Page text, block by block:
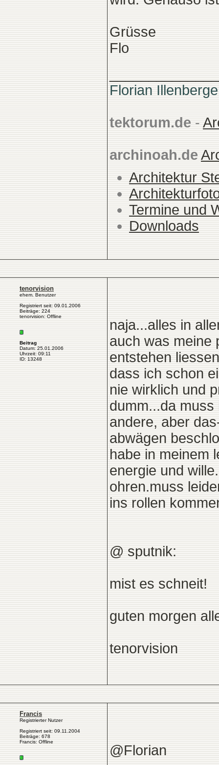
Grüsse
Flo
Florian
tektorum.de -
archinoah.de
Architektur
Termine und
Downloads
tenorvision
ehem. Benutzer
Registriert seit: 09.01.2006
Beiträge: 224
tenorvision: Offline
Beitrag
Datum: 25.01.2006
Uhrzeit: 09:11
ID: 13248
naja...alles in
auch was meine
entstehen
dass ich schon
nie wirklich und
dumm...da
andere, aber
abwägen
habe in meinem
energie und
ohren.muss
ins rollen
@ sputnik:
mist es schneit!
guten morgen
tenorvision
Francis
Registrierter Nutzer
Registriert seit: 09.11.2004
Beiträge: 678
Francis: Offline
@Florian